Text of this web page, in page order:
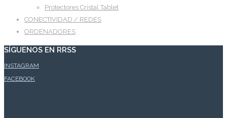
Protectores Cristal Tablet
CONECTIVIDAD / REDES
ORDENADORES
SÍGUENOS EN RRSS
INSTAGRAM
FACEBOOK